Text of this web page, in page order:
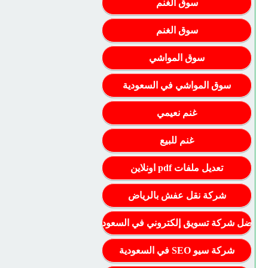
سوق الغنم
سوق الغنم
سوق المواشي
سوق المواشي في السعودية
غنم نعيمي
غنم للبيع
تعديل ملفات pdf اونلاين
شركة نقل عفش بالرياض
أفضل شركة تسويق إلكتروني في السعودية
شركة سيو SEO في السعودية